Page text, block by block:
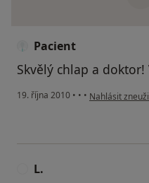
Pacient
Skvělý chlap a
19. října 2010 • • • podle názoru
Nahlásit
L.